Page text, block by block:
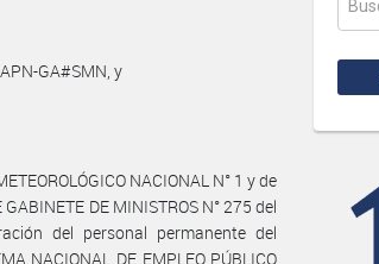
GA#SMN, y
NACIONAL N° 1 y de
DE MINISTROS N° 275 del
del personal permanente del
NACIONAL DE EMPLEO PÚBLICO